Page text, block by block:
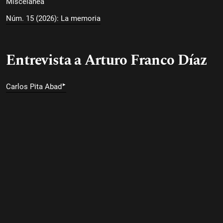
Núm. 15 (2026): La memoria
Entrevista a Arturo Franco Díaz
Carlos Pita Abad▸